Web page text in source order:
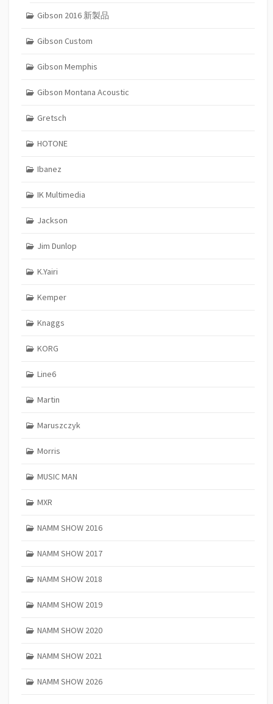
Gibson 2016 新製品
Gibson Custom
Gibson Memphis
Gibson Montana Acoustic
Gretsch
HOTONE
Ibanez
IK Multimedia
Jackson
Jim Dunlop
K.Yairi
Kemper
Knaggs
KORG
Line6
Martin
Maruszczyk
Morris
MUSIC MAN
MXR
NAMM SHOW 2016
NAMM SHOW 2017
NAMM SHOW 2018
NAMM SHOW 2019
NAMM SHOW 2020
NAMM SHOW 2021
NAMM SHOW 2026